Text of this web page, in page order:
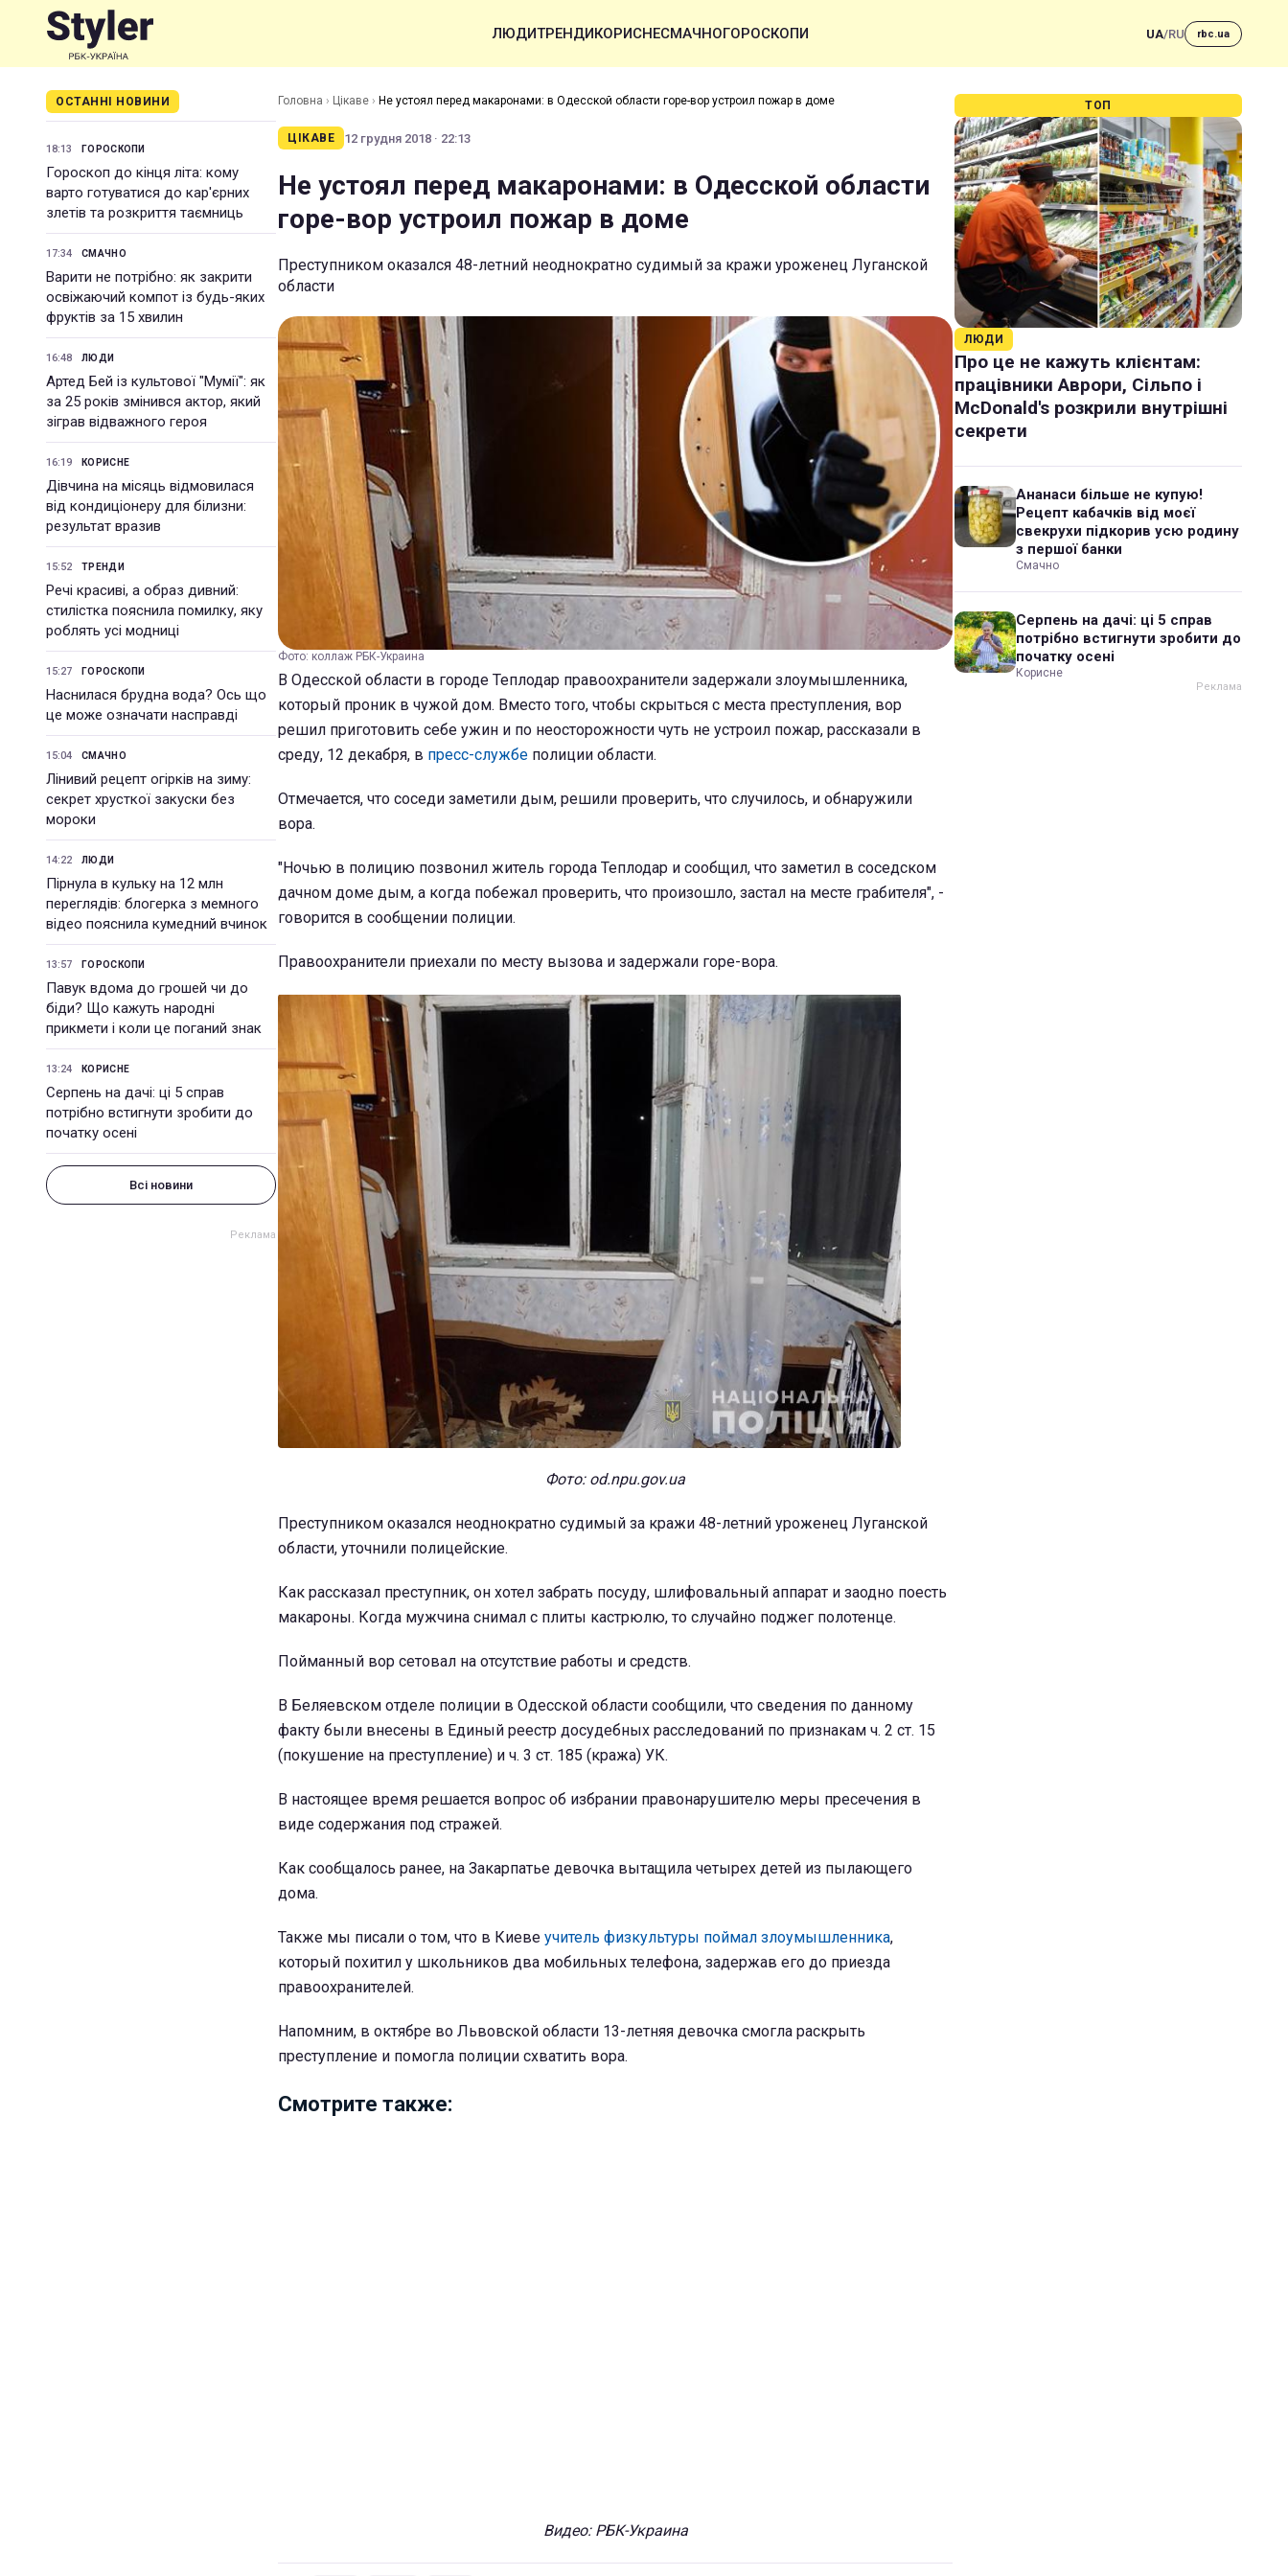
ЛЮДИТРЕНДИКОРИСНЕСМАЧНОГОРОСКОПИ UA/RU rbc.ua
ОСТАННІ НОВИНИ
18:13 ГОРОСКОПИ
Гороскоп до кінця літа: кому
варто готуватися до кар'єрних
злетів та розкриття таємниць
17:34 СМАЧНО
Варити не потрібно: як закрити
освіжаючий компот із будь-яких
фруктів за 15 хвилин
16:48 ЛЮДИ
Артед Бей із культової "Мумії": як
за 25 років змінився актор, який
зіграв відважного героя
16:19 КОРИСНЕ
Дівчина на місяць відмовилася
від кондиціонеру для білизни:
результат вразив
15:52 ТРЕНДИ
Речі красиві, а образ дивний:
стилістка пояснила помилку, яку
роблять усі модниці
15:27 ГОРОСКОПИ
Наснилася брудна вода? Ось що
це може означати насправді
15:04 СМАЧНО
Лінивий рецепт огірків на зиму:
секрет хрусткої закуски без
мороки
14:22 ЛЮДИ
Пірнула в кульку на 12 млн
переглядів: блогерка з мемного
відео пояснила кумедний вчинок
13:57 ГОРОСКОПИ
Павук вдома до грошей чи до
біди? Що кажуть народні
прикмети і коли це поганий знак
13:24 КОРИСНЕ
Серпень на дачі: ці 5 справ
потрібно встигнути зробити до
початку осені
Всі новини
Головна › Цікаве › Не устоял перед макаронами: в Одесской области горе-вор устроил пожар в доме
ЦІКАВЕ 12 грудня 2018 · 22:13
Не устоял перед макаронами: в Одесской области
горе-вор устроил пожар в доме
Преступником оказался 48-летний неоднократно судимый за кражи уроженец Луганской
области
Фото: коллаж РБК-Украина
В Одесской области в городе Теплодар правоохранители задержали злоумышленника,
который проник в чужой дом. Вместо того, чтобы скрыться с места преступления, вор
решил приготовить себе ужин и по неосторожности чуть не устроил пожар, рассказали в
среду, 12 декабря, в пресс-службе полиции области.
Отмечается, что соседи заметили дым, решили проверить, что случилось, и обнаружили
вора.
"Ночью в полицию позвонил житель города Теплодар и сообщил, что заметил в соседском
дачном доме дым, а когда побежал проверить, что произошло, застал на месте грабителя", -
говорится в сообщении полиции.
Правоохранители приехали по месту вызова и задержали горе-вора.
Фото: od.npu.gov.ua
Преступником оказался неоднократно судимый за кражи 48-летний уроженец Луганской
области, уточнили полицейские.
Как рассказал преступник, он хотел забрать посуду, шлифовальный аппарат и заодно поесть
макароны. Когда мужчина снимал с плиты кастрюлю, то случайно поджег полотенце.
Пойманный вор сетовал на отсутствие работы и средств.
В Беляевском отделе полиции в Одесской области сообщили, что сведения по данному
факту были внесены в Единый реестр досудебных расследований по признакам ч. 2 ст. 15
(покушение на преступление) и ч. 3 ст. 185 (кража) УК.
В настоящее время решается вопрос об избрании правонарушителю меры пресечения в
виде содержания под стражей.
Как сообщалось ранее, на Закарпатье девочка вытащила четырех детей из пылающего
дома.
Также мы писали о том, что в Киеве учитель физкультуры поймал злоумышленника,
который похитил у школьников два мобильных телефона, задержав его до приезда
правоохранителей.
Напомним, в октябре во Львовской области 13-летняя девочка смогла раскрыть
преступление и помогла полиции схватить вора.
Смотрите также:
Видео: РБК-Украина
ТОП
ЛЮДИ
Про це не кажуть клієнтам:
працівники Аврори, Сільпо і
McDonald's розкрили внутрішні
секрети
Ананаси більше не купую!
Рецепт кабачків від моєї
свекрухи підкорив усю родину
з першої банки
Смачно
Серпень на дачі: ці 5 справ
потрібно встигнути зробити до
початку осені
Корисне